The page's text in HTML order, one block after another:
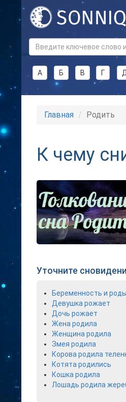
А Б В Г Д
Главная Родить
К чему
Уточните
Беременность и роды
Девушка рожает
Дочь рожает
Жена родила
Женщина родила
Змея родила
Корова родила
Котята родились
Кошка родила
Лошадь родила